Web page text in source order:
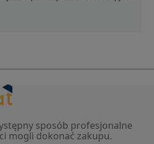
sposób profesjonalne
mogli dokonać zakupu.